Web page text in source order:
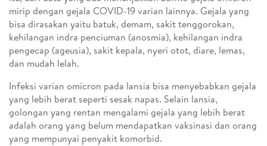
mirip dengan gejala COVID-19 varian lainnya. Gejala yang
bisa dirasakan yaitu batuk, demam, sakit tenggorokan,
kehilangan indra penciuman (anosmia), kehilangan indra
pengecap (ageusia), sakit kepala, nyeri otot, diare, lemas,
dan mudah lelah.
Infeksi varian omicron pada lansia bisa menyebabkan gejala
yang lebih berat seperti sesak napas. Selain lansia,
golongan yang rentan mengalami gejala yang lebih berat
adalah orang yang belum mendapatkan vaksinasi dan orang
yang mempunyai penyakit komorbid.